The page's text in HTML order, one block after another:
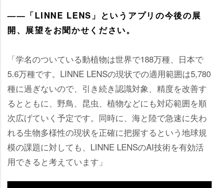
――「LINNE LENS」というアプリの今後の展
開、展望をお聞かせください。
「学名のついている動植物は世界で188万種、日本で
5.6万種です。LINNE LENSの現状での適用範囲は5,780
種に過ぎないので、引き続き認識対象、精度を改善す
るとともに、野鳥、昆虫、植物などにも対応範囲を順
次広げていく予定です。同時に、海と陸で急速に失わ
れる生物多様性の現状を正確に把握するという地球規
模の課題に対しても、LINNE LENSのAI技術を有効活
用できると考えています」